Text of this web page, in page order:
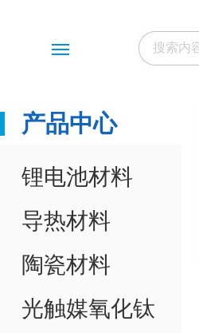
产品中心
锂电池材料
导热材料
陶瓷材料
光触媒氧化钛